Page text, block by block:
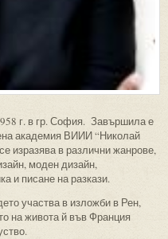
г. в гр. София. Завършила е
академия ВИИИ “Николай
изразява в различни жанрове,
моден дизайн,
и писане на разкази.
участва в изложби в Рен,
на живота й във Франция